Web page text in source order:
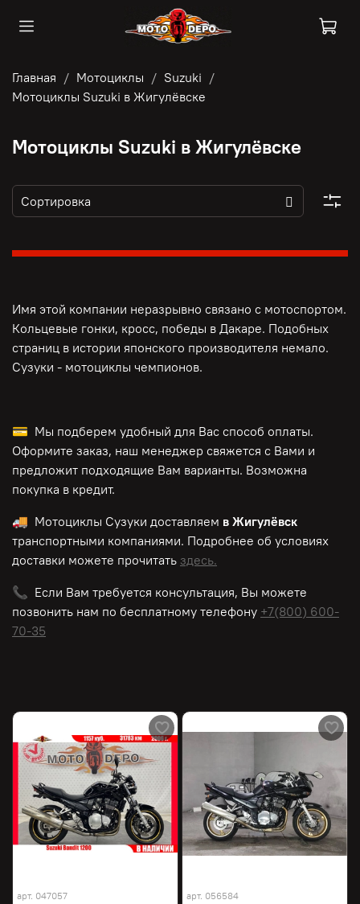
Главная Мотоциклы
Suzuki
Мотоциклы Suzuki в Жигулёвске
Мотоциклы Suzuki в Жигулёвске
Имя этой компании неразрывно связано с мотоспортом.
Кольцевые гонки, кросс, победы в Дакаре. Подобных
страниц в истории японского производителя немало.
Сузуки - мотоциклы чемпионов.
💳 Мы подберем удобный для Вас способ оплаты.
Оформите заказ, наш менеджер свяжется с Вами и
предложит подходящие Вам варианты. Возможна
покупка в кредит.
🚚 Мотоциклы Сузуки доставляем в Жигулёвск
транспортными компаниями. Подробнее об условиях
доставки можете прочитать здесь.
📞 Если Вам требуется консультация, Вы можете
позвонить нам по бесплатному телефону +7(800) 600-
70-35
арт. 047057 арт. 056584